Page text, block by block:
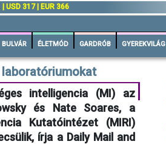
| USD 317 | EUR 366
BULVÁR ÉLETMÓD GARDRÓB GYEREKVILÁG
intelligencia (MI) az
és Nate Soares, a
Kutatóintézet (MIRI)
írja a Daily Mail and